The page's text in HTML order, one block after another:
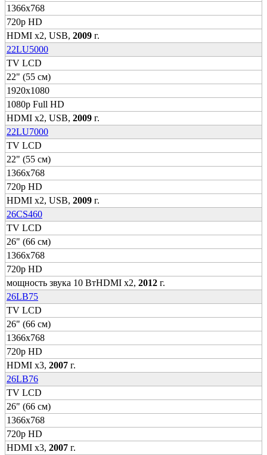
1366x768
720p HD
HDMI x2, USB, 2009 г.
22LU5000
TV LCD
22" (55 см)
1920x1080
1080p Full HD
HDMI x2, USB, 2009 г.
22LU7000
TV LCD
22" (55 см)
1366x768
720p HD
HDMI x2, USB, 2009 г.
26CS460
TV LCD
26" (66 см)
1366x768
720p HD
мощность звука 10 ВтHDMI x2, 2012 г.
26LB75
TV LCD
26" (66 см)
1366x768
720p HD
HDMI x3, 2007 г.
26LB76
TV LCD
26" (66 см)
1366x768
720p HD
HDMI x3, 2007 г.